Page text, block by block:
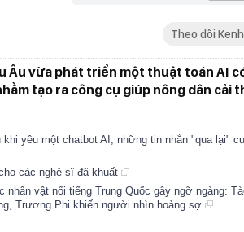
Theo dõi
Âu vừa phát triển một thuật toán AI
tạo ra công cụ giúp nông dân cải
yêu một chatbot AI, những tin nhắn "qua lại"
các nghệ sĩ đã khuất
nhân vật nổi tiếng Trung Quốc gây ngỡ ngàng:
Trương Phi khiến người nhìn hoảng sợ